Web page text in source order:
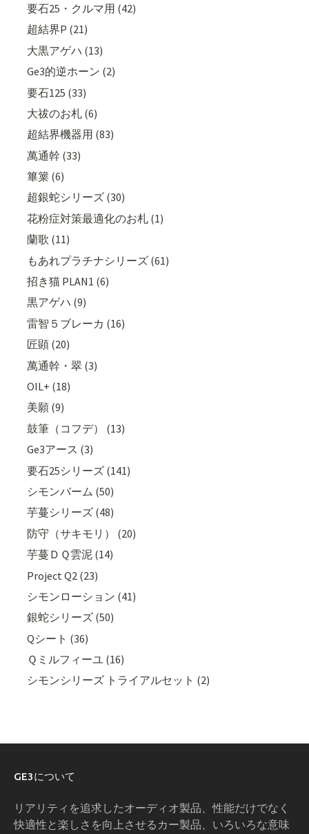
要石25・クルマ用 (42)
超結界P (21)
大黒アゲハ (13)
Ge3的逆ホーン (2)
要石125 (33)
大祓のお札 (6)
超結界機器用 (83)
萬通幹 (33)
篳篥 (6)
超銀蛇シリーズ (30)
花粉症対策最適化のお札 (1)
蘭歌 (11)
もあれプラチナシリーズ (61)
招き猫 PLAN1 (6)
黒アゲハ (9)
雷智５ブレーカ (16)
匠顕 (20)
萬通幹・翠 (3)
OIL+ (18)
美願 (9)
鼓筆（コフデ） (13)
Ge3アース (3)
要石25シリーズ (141)
シモンバーム (50)
芋蔓シリーズ (48)
防守（サキモリ） (20)
芋蔓ＤＱ雲泥 (14)
Project Q2 (23)
シモンローション (41)
銀蛇シリーズ (50)
Qシート (36)
Ｑミルフィーユ (16)
シモンシリーズ トライアルセット (2)
GE3について
リアリティを追求したオーディオ製品、性能だけでなく
快適性と楽しさを向上させるカー製品、いろいろな意味